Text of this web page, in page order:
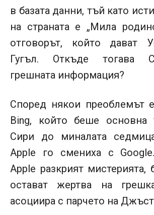
в базата данни, тъй като
на страната е „Мила
отговорът, който дават
Гугъл. Откъде тогава
грешната информация?
Според някои преоблемът
Bing, който беше основна
Сири до миналата
Apple го смениха с
Apple разкрият мистерията,
остават жертва на
асоциира с парчето на